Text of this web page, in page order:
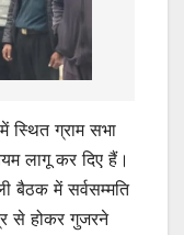
स्थित ग्राम सभा
लागू कर दिए हैं।
बैठक में सर्वसम्मति
से होकर गुजरने